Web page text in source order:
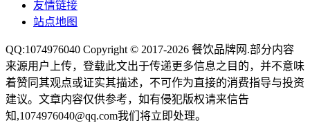
友情链接
站点地图
QQ:1074976040 Copyright © 2017-2026 餐饮品牌网 .部分内容
来源用户上传，登载此文出于传递更多信息之目的，并不意味
着赞同其观点或证实其描述，不可作为直接的消费指导与投资
建议。文章内容仅供参考，如有侵犯版权请来信告
知,1074976040@qq.com我们将立即处理。